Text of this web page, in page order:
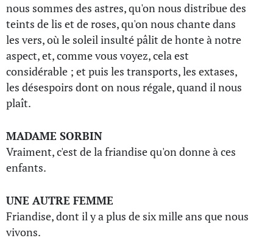
nous sommes des astres, qu'on nous distribue des
teints de lis et de roses, qu'on nous chante dans
les vers, où le soleil insulté pâlit de honte à notre
aspect, et, comme vous voyez, cela est
considérable ; et puis les transports, les extases,
les désespoirs dont on nous régale, quand il nous
plaît.
MADAME SORBIN
Vraiment, c'est de la friandise qu'on donne à ces
enfants.
UNE AUTRE FEMME
Friandise, dont il y a plus de six mille ans que nous
vivons.